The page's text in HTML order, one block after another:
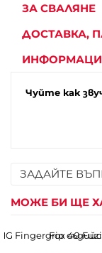
ЗА СВАЛЯНЕ
ДОСТАВКА,
Чуйте как
ЗАДАЙТЕ
Име
Имейл
МОЖЕ БИ ЩЕ